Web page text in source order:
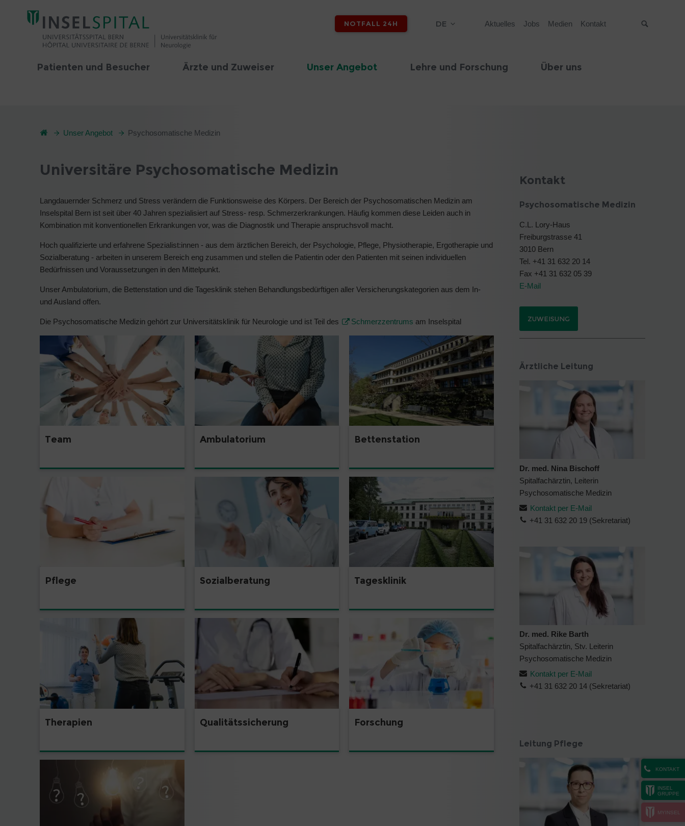
NOTFALL 24H DE Aktuelles Jobs Medien Kontakt
Patienten und Besucher Ärzte und Zuweiser Unser Angebot Lehre und Forschung Über uns
KONTAKT
INSEL
GRUPPE
MYINSEL
Unser Angebot Psychosomatische Medizin
Universitäre Psychosomatische Medizin
Langdauernder Schmerz und Stress verändern die Funktionsweise des Körpers. Der Bereich der Psychosomatischen Medizin am
Inselspital Bern ist seit über 40 Jahren spezialisiert auf Stress- resp. Schmerzerkrankungen. Häufig kommen diese Leiden auch in
Kombination mit konventionellen Erkrankungen vor, was die Diagnostik und Therapie anspruchsvoll macht.
Hoch qualifizierte und erfahrene Spezialist:innen - aus dem ärztlichen Bereich, der Psychologie, Pflege, Physiotherapie, Ergotherapie und
Sozialberatung - arbeiten in unserem Bereich eng zusammen und stellen die Patientin oder den Patienten mit seinen individuellen
Bedürfnissen und Voraussetzungen in den Mittelpunkt.
Unser Ambulatorium, die Bettenstation und die Tagesklinik stehen Behandlungsbedürftigen aller Versicherungskategorien aus dem In-
und Ausland offen.
Die Psychosomatische Medizin gehört zur Universitätsklinik für Neurologie und ist Teil des Schmerzzentrums am Inselspital
Team Ambulatorium Bettenstation
Pflege Sozialberatung Tagesklinik
Therapien Qualitätssicherung Forschung
Kontakt
Psychosomatische Medizin
C.L. Lory-Haus
Freiburgstrasse 41
3010 Bern
Tel. +41 31 632 20 14
Fax +41 31 632 05 39
E-Mail
ZUWEISUNG
Ärztliche Leitung
Dr. med. Nina Bischoff
Spitalfachärztin, Leiterin
Psychosomatische Medizin
Kontakt per E-Mail
+41 31 632 20 19 (Sekretariat)
Dr. med. Rike Barth
Spitalfachärztin, Stv. Leiterin
Psychosomatische Medizin
Kontakt per E-Mail
+41 31 632 20 14 (Sekretariat)
Leitung Pflege